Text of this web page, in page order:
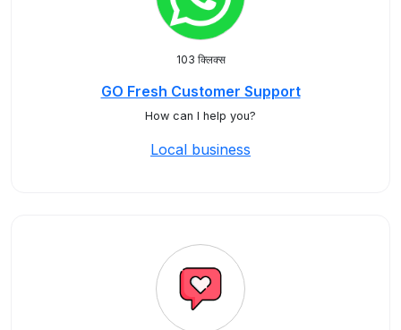
103 क्लिक्स
GO Fresh Customer Support
How can I help you?
Local business